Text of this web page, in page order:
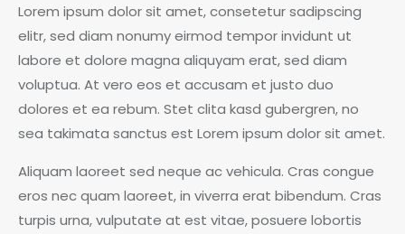
Lorem ipsum dolor sit amet, consetetur sadipscing
elitr, sed diam nonumy eirmod tempor invidunt ut
labore et dolore magna aliquyam erat, sed diam
voluptua. At vero eos et accusam et justo duo
dolores et ea rebum. Stet clita kasd gubergren, no
sea takimata sanctus est Lorem ipsum dolor sit amet.
Aliquam laoreet sed neque ac vehicula. Cras congue
eros nec quam laoreet, in viverra erat bibendum. Cras
turpis urna, vulputate at est vitae, posuere lobortis